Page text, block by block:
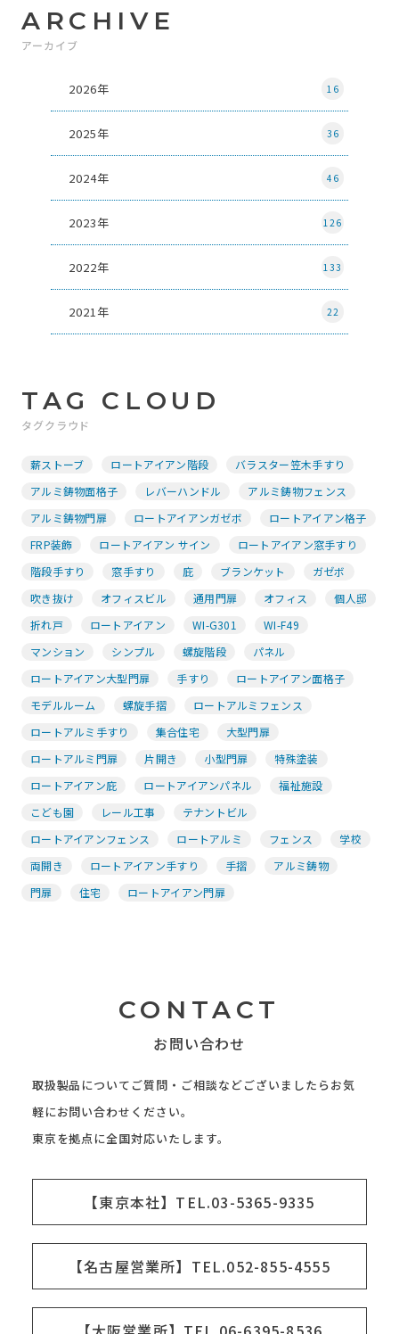
ARCHIVE
アーカイブ
2026年 16
2025年 36
2024年 46
2023年 126
2022年 133
2021年 22
TAG CLOUD
タグクラウド
薪ストーブ ロートアイアン階段
バラスター笠木手すり
アルミ鋳物面格子
レバーハンドル
アルミ鋳物フェンス
アルミ鋳物門扉
ロートアイアンガゼボ
ロートアイアン格子
FRP装飾
ロートアイアン サイン
ロートアイアン窓手すり
階段手すり
窓手すり 庇 ブランケット
ガゼボ
吹き抜け
オフィスビル 通用門扉 オフィス
個人邸
折れ戸
ロートアイアン WI-G301
WI-F49
マンション
シンプル 螺旋階段
パネル
ロートアイアン大型門扉
手すり
ロートアイアン面格子
モデルルーム
螺旋手摺
ロートアルミフェンス
ロートアルミ手すり
集合住宅
大型門扉
ロートアルミ門扉
片開き 小型門扉
特殊塗装
ロートアイアン庇
ロートアイアンパネル
福祉施設
こども園
レール工事
テナントビル
ロートアイアンフェンス
ロートアルミ フェンス
学校
両開き
ロートアイアン手すり 手摺
アルミ鋳物
門扉
住宅 ロートアイアン門扉
CONTACT
お問い合わせ
取扱製品についてご質問・ご相談などございましたらお気
軽にお問い合わせください。
東京を拠点に全国対応いたします。
【東京本社】TEL.03-5365-9335
【名古屋営業所】TEL.052-855-4555